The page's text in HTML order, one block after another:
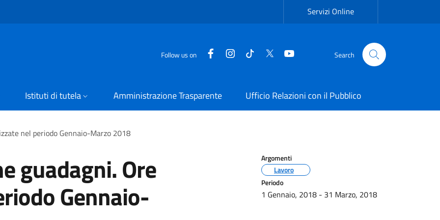
Servizi Online
Follow us on FacebookInstagram
Tiktok Twitter Search
Istituti di tutela Amministrazione Trasparente Ufficio Relazioni con il Pubblico
nel periodo Gennaio-Marzo 2018
guadagni. Ore
Gennaio-
Argomenti
Lavoro
Periodo
1 Gennaio, 2018- 31 Marzo, 2018